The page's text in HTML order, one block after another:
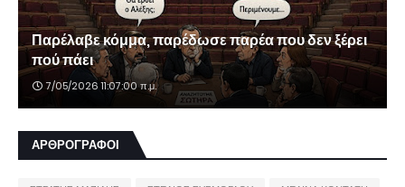
Παρέλαβε κόμμα, παρέδωσε παρέα που δεν ξέρει
πού πάει
7/05/2026 11:07:00 π.μ.
ΑΡΘΡΟΓΡΑΦΟΙ